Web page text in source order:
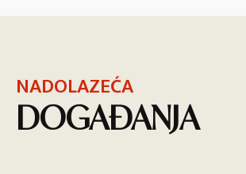
NADOLAZEĆA
DOGAĐANJA